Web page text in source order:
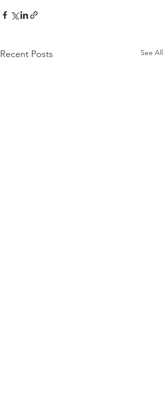
Recent Posts See All